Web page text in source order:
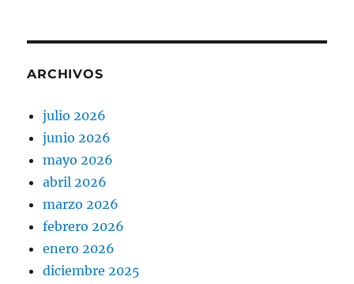
ARCHIVOS
julio 2026
junio 2026
mayo 2026
abril 2026
marzo 2026
febrero 2026
enero 2026
diciembre 2025